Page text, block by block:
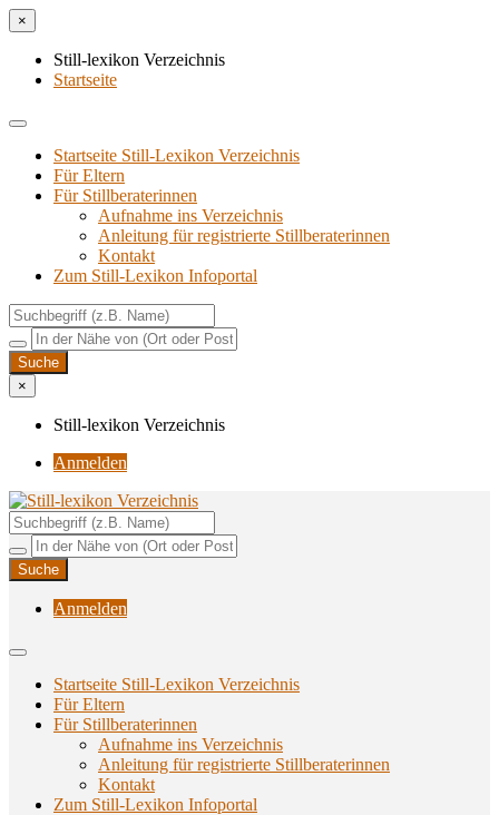
×
Still-lexikon Verzeichnis
Startseite
Startseite Still-Lexikon Verzeichnis
Für Eltern
Für Stillberaterinnen
Aufnahme ins Verzeichnis
Anlei­tung für regis­trier­te Stillberaterinnen
Kon­takt
Zum Still-Lexikon Infoportal
×
Still-lexikon Verzeichnis
Anmelden
Still-lexikon Verzeichnis
Unterstützungsangebote rund ums Stillen
Anmelden
Startseite Still-Lexikon Verzeichnis
Für Eltern
Für Stillberaterinnen
Aufnahme ins Verzeichnis
Anlei­tung für regis­trier­te Stillberaterinnen
Kon­takt
Zum Still-Lexikon Infoportal